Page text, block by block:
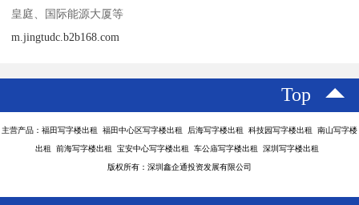
皇庭、国际能源大厦等
m.jingtudc.b2b168.com
Top
主营产品：福田写字楼出租 福田中心区写字楼出租 后海写字楼出租 科技园写字楼出租 南山写字楼
出租 前海写字楼出租 宝安中心写字楼出租 车公庙写字楼出租 深圳写字楼出租
版权所有：深圳鑫企通投资发展有限公司